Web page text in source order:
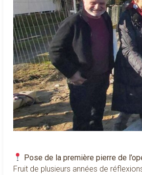
Pose de la première pierre de
Fruit de plusieurs années de